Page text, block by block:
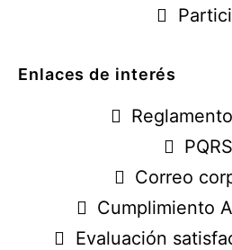
Enlaces de interés
Correo
Cumplimiento
Evaluación